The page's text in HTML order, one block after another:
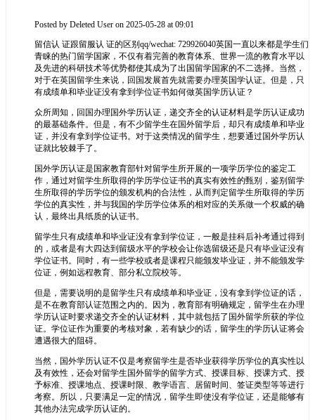
Posted by Deleted User on 2025-05-28 at 09:01
留信认 证跟留服认 证的区别qq/wechat: 729926040英国一直以来都是学生们
青睐的热门留学国家，不仅有着完善的教育体系、世界一流的教育水平以
及先进的科研技术等优势都使其成为了出国留学国家的不二选择。当然，
对于在英国留学生来说，回国发展首先就需要办理英国学认证。但是，只
有成绩单和毕业证没有拿到学位证书如何做英国学历认证？
众所周知，回国办理国外学历认证，递交齐全的认证材料是学历认证成功
的最基础条件。但是，有不少留学生在国外留学后，却只有成绩单和毕业
证，并没有拿到学位证书。对于这类情况的留学生，想要通过国外学历认
证就比较棘手了。
国外学历认证是国家教育部针对留学生所开展的一项学历学位的鉴定工
作，通过对留学生所取得的学历学位证书的真实有效性的甄别，鉴别留学
生所取得的学历学位的颁发机构的合法性，从而判定留学生所取得的学历
学位的真实性，并与我国的学历学位体系的相对应的关系做一个权威的确
认，最终出具纸质的认证书。
留学生只有成绩单和毕业证没有拿到学位证，一般是挂科后补考通过得到
的，或者是有大四达到留级水平的学校会让你选留级还是只有毕业证没有
学位证书。同时，有一些学校或者是课程只能颁发毕业证，并不能颁发学
位证，例如远程教育、部分私立院校等。
但是，需要说明的是留学生只有成绩单和毕业证，没有拿到学位证的话，
是不在教育部认证范围之内的。因为，教育部有明确规定，留学生在办理
学历认证时要求递交齐全的认证材料，其中就包括了国外留学所获的学位
证。学位证作为重要的考核对象，若有缺少的话，留学生的学历认证将会
遭遇很大的阻碍。
当然，国外学历认证不仅是考察留学生是否毕业获得学历学位的真实性以
及有效性，还会对留学生国外留学的留学方式、授课目标、授课方式、授
予标准、授课地点、授课时限、教学语言、居留时间、签证类型等等进行
考察。所以，只要满足一定的情况，留学生即使没有学位证，还是能够有
其他办法完成学历认证的。